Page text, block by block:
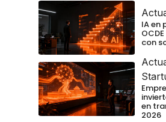
IA en
con
en
2026